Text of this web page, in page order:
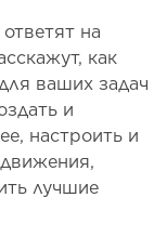
на
как
ваших задач
и
настроить и
лучшие